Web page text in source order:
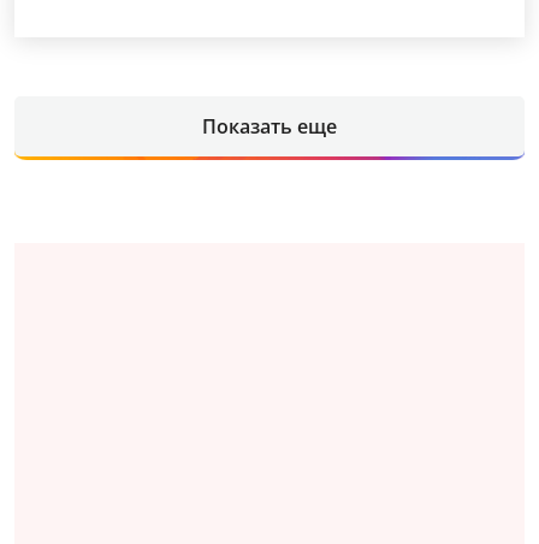
Показать еще